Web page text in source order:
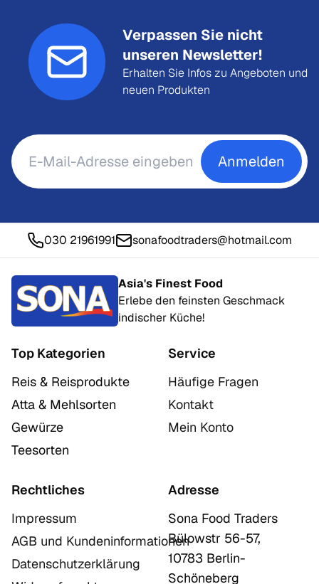
Verpassen Sie nicht
unseren Newsletter!
Erhalten Sie Infos zu Angeboten und
neuen Produkten
Anmelden
030 21961991 sonafoodtraders@hotmail.com
Asia's Finest Food
Erlebe den feinsten Geschmack
indischer Küche!
Top Kategorien
Reis & Reisprodukte
Atta & Mehlsorten
Gewürze
Teesorten
Service
Häufige Fragen
Kontakt
Mein Konto
Rechtliches
Impressum
AGB und Kundeninformationen
Datenschutzerklärung
Adresse
Sona Food Traders
Bülowstr 56-57,
10783 Berlin-
Schöneberg